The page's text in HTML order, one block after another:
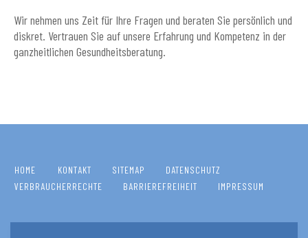
Wir nehmen uns Zeit für Ihre Fragen und beraten Sie persönlich und
diskret. Vertrauen Sie auf unsere Erfahrung und Kompetenz in der
ganzheitlichen Gesundheitsberatung.
HOME KONTAKT SITEMAP
DATENSCHUTZ
VERBRAUCHERRECHTE
BARRIEREFREIHEIT IMPRESSUM